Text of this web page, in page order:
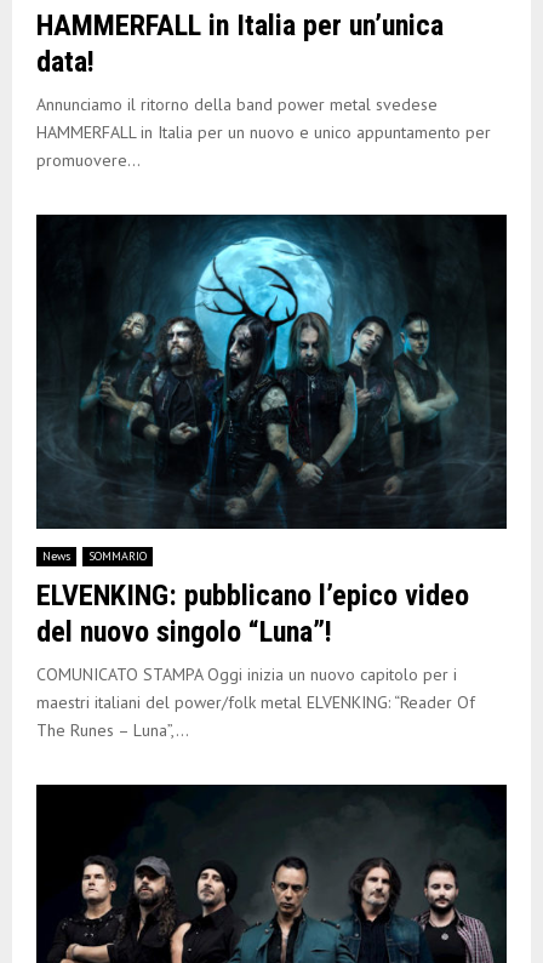
HAMMERFALL in Italia per un’unica
data!
Annunciamo il ritorno della band power metal svedese
HAMMERFALL in Italia per un nuovo e unico appuntamento per
promuovere...
News SOMMARIO
ELVENKING: pubblicano l’epico video
del nuovo singolo “Luna”!
COMUNICATO STAMPA Oggi inizia un nuovo capitolo per i
maestri italiani del power/folk metal ELVENKING: “Reader Of
The Runes – Luna”,...